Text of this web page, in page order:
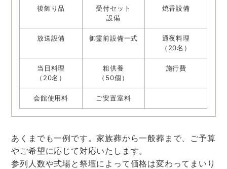
後飾り品
受付セット
設備
焼香設備
放送設備 御霊前設備一式
通夜料理
（20名）
当日料理
（20名）
粗供養
（50個）
施行費
会館使用料 ご安置室料
あくまでも一例です。家族葬から一般葬まで、ご予算
やご希望に応じて対応いたします。
参列人数や式場と祭壇によって価格は変わってまいり